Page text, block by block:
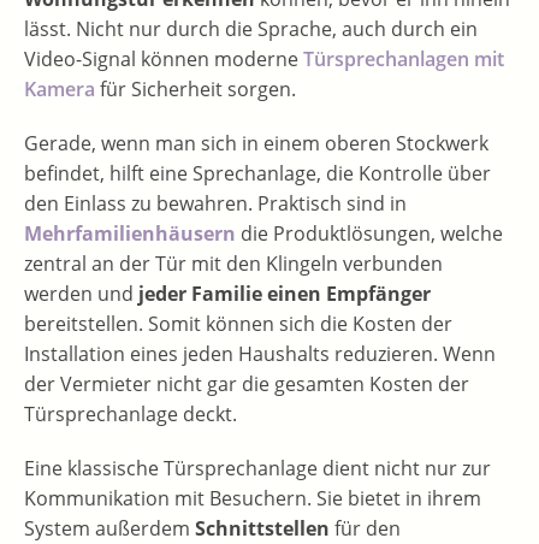
lässt. Nicht nur durch die Sprache, auch durch ein
Video-Signal können moderneTürsprechanlagen mit
Kamera für Sicherheit sorgen.
Gerade, wenn man sich in einem oberen Stockwerk
befindet, hilft eine Sprechanlage, die Kontrolle über
den Einlass zu bewahren. Praktisch sind in
Mehrfamilienhäusern die Produktlösungen, welche
zentral an der Tür mit den Klingeln verbunden
werden und jeder Familie einen Empfänger
bereitstellen. Somit können sich die Kosten der
Installation eines jeden Haushalts reduzieren. Wenn
der Vermieter nicht gar die gesamten Kosten der
Türsprechanlage deckt.
Eine klassische Türsprechanlage dient nicht nur zur
Kommunikation mit Besuchern. Sie bietet in ihrem
System außerdem Schnittstellen für den